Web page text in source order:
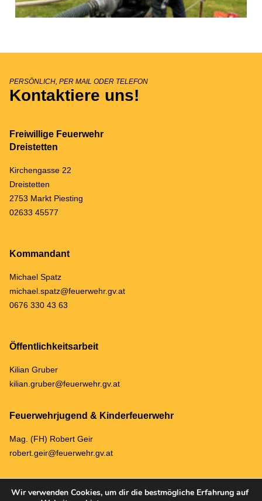
PERSÖNLICH, PER MAIL ODER TELEFON
Kontaktiere uns!
Freiwillige Feuerwehr
Dreistetten
Kirchengasse 22
Dreistetten
2753 Markt Piesting
02633 45577
Kommandant
Michael Spatz
michael.spatz@feuerwehr.gv.at
0676 330 43 63
Öffentlichkeitsarbeit
Kilian Gruber
kilian.gruber@feuerwehr.gv.at
Feuerwehrjugend & Kinderfeuerwehr
Mag. (FH) Robert Geir
robert.geir@feuerwehr.gv.at
Wir verwenden Cookies, um dir die bestmögliche Erfahrung auf